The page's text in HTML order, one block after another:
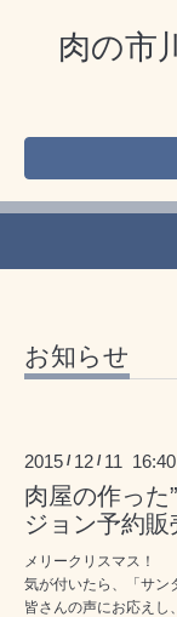
肉の市
お知らせ
2015 / 12 / 11 16:40
肉屋の作っ
ジョン予約販
メリークリスマス！
気が付いたら、「サン
皆さんの声にお応え